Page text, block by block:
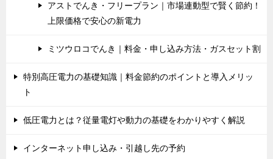
アストでんき・フリープラン｜市場連動型で賢く節約！
上限価格で安心の新電力
ミツウロコでんき｜料金・申し込み方法・ガスセット割
特別高圧電力の基礎知識｜料金節約のポイントと導入メリッ
ト
低圧電力とは？従量電灯や動力の基礎をわかりやすく解説
インターネット申し込み・引越し先の予約